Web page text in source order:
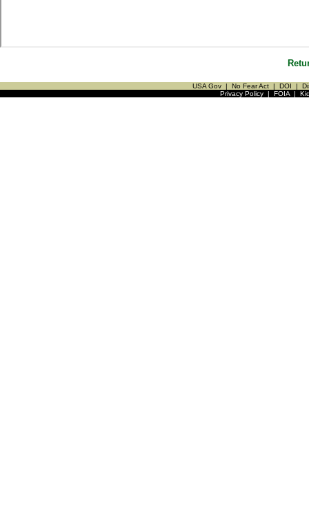
USA Gov | No Fear Act | DOI |
Privacy Policy| FOIA|